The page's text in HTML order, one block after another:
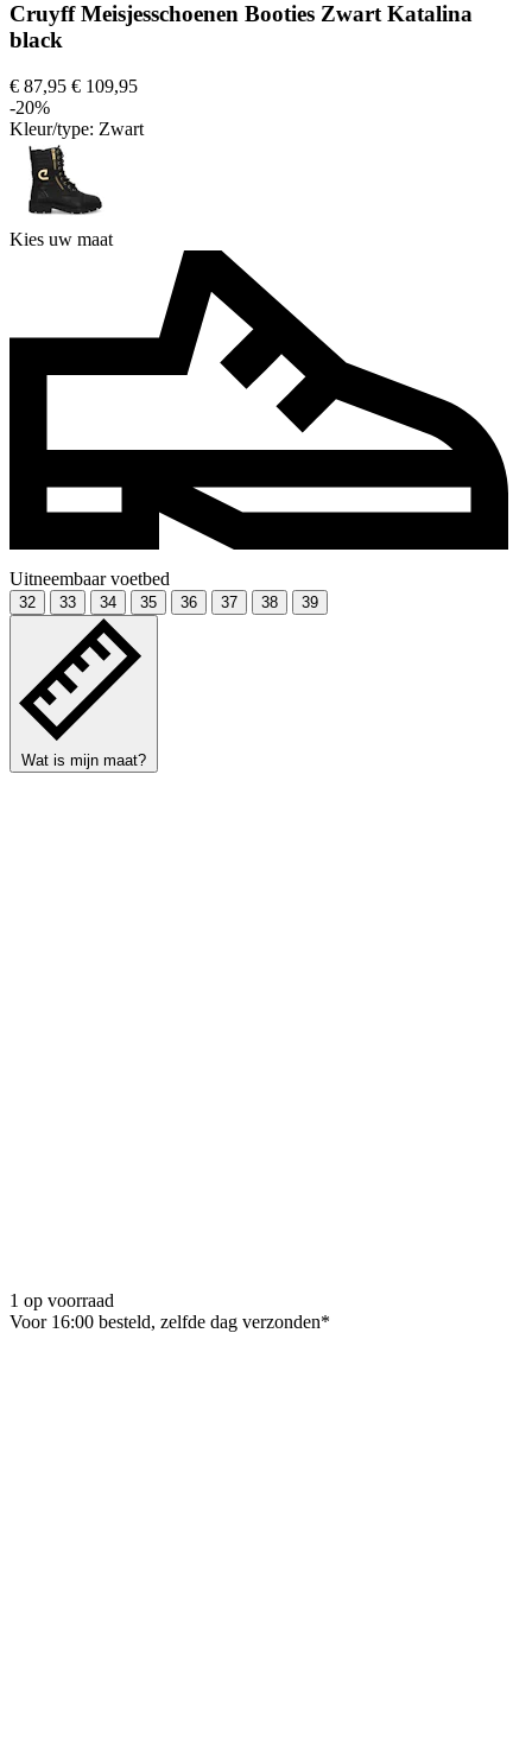
Cruyff Meisjesschoenen Booties Zwart Katalina
black
€ 87,95 € 109,95
-20%
Kleur/type: Zwart
Kies uw maat
Uitneembaar voetbed
32 33 34 35 36 37 38 39
Wat is mijn maat?
1 op voorraad
Voor 16:00 besteld, zelfde dag verzonden*